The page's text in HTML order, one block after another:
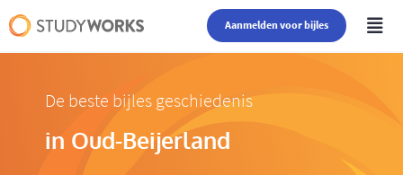
Aanmelden voor bijles
De beste bijles geschiedenis
in Oud-Beijerland